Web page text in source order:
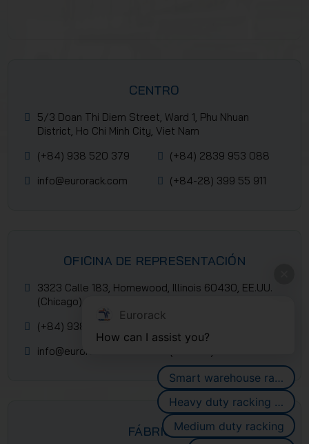
CENTRO
5/3 Doan Thi Diem Street, Ward 1, Phu Nhuan
District, Ho Chi Minh City, Viet Nam
(+84) 938 520 379
(+84) 2839 953 088
info@eurorack.com
(+84-28) 399 55 911
OFICINA DE REPRESENTACIÓN
3323 Calle 183, Homewood, Illinois 60430, EE.UU.
(Chicago)
(+84) 938 520 379
info@eurorack.com
FÁBRICA
Eurorack
How can I assist you?
Smart warehouse racking systems
Heavy duty racking systems
Medium duty racking